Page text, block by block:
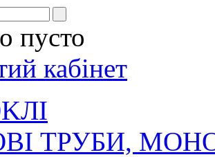
пусто
кабінет
ТРУБИ,